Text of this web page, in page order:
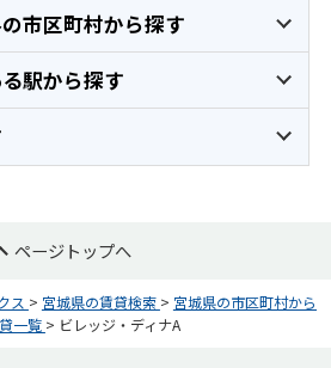
市区町村から探す
駅から探す
ページトップへ
ス > 宮城県の賃貸検索 > 宮城県の市区町村から
一覧 > ビレッジ・ディナA